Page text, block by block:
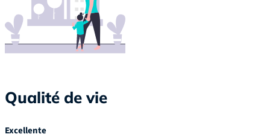
Qualité de vie
Excellente